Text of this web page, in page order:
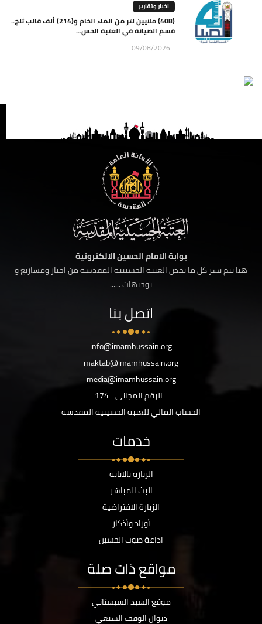
اخبار وتقارير
(408) ملايين لتر من الماء الخام و(214) ألف قالب ثلج..
قسم الصيانة في العتبة الحس...
09/08/2026
بوابة الامام الحسين الالكترونية
هنا يتم نشر كل ما يخص العتبة الحسينية المقدسة من اخبار ومشاريع و
توجيهات ......
اتصل بنا
info@imamhussain.org
maktab@imamhussain.org
media@imamhussain.org
الرقم المجاني 174
الحساب المالي للعتبة الحسينية المقدسة
خدمات
الزيارة بالانابة
البث المباشر
الزيارة الافتراضية
أوراد وأذكار
اذاعة صوت الحسين
مواقع ذات صلة
موقع السيد السيستاني
ديوان الوقف الشيعي